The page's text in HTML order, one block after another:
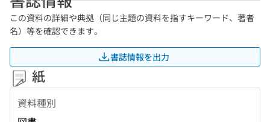
この資料の詳細や典拠（同じ主題の資料を指すキーワード、著者
名）等を確認できます。
書誌情報を出力
紙
資料種別